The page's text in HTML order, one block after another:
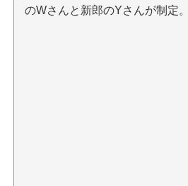
のWさんと新郎のYさんが制定。